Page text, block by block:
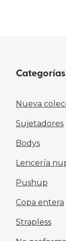
Nueva
Sujetadores
Bodys
Lencería
Pushup
Copa entera
Strapless